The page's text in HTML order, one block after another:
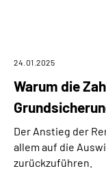
Inhalte in
Leichte
Warum die
24.01.2025
Der Anstieg der
allem auf die
zurückzuführen.